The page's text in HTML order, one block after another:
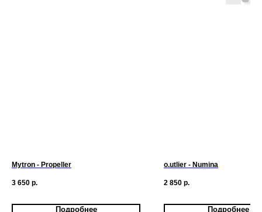
Mytron - Propeller
3 650 р.
Подробнее
o.utlier - Numina
2 850 р.
Подробнее